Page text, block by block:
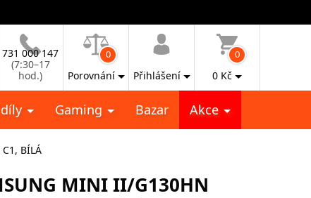
731 000 147
(7:30–17
hod.)
0
Porovnání Přihlášení
0
0 Kč
Gaming Bazar Akce
C1, BÍLÁ
MINI II/G130HN